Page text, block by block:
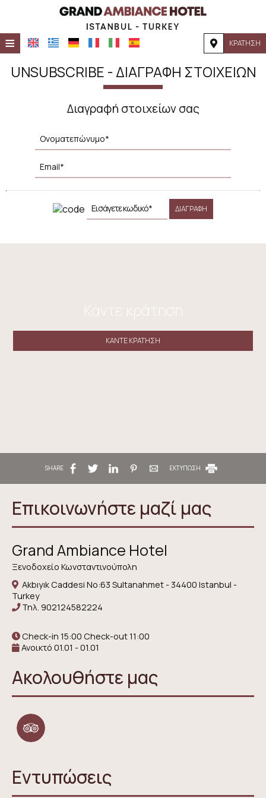
≡ ΚΡΆΤΗΣΗ
ΑΡΧΙΚΉ
ΠΑΡΟΧΈΣ
ΦΩΤΟΓΡΑΦΊΕΣ
UNSUBSCRIBE - ΔΙΑΓΡΑΦΉ ΣΤΟΙΧΕΊΩΝ
Διαγραφή στοιχείων σας
ΔΙΑΓΡΑΦΉ
Κάντε κράτηση
ΚΆΝΤΕ ΚΡΆΤΗΣΗ
SHARE ΕΚΤΥΠΩΣΗ
Επικοινωνήστε μαζί μας
Grand Ambiance Hotel
Ξενοδοχείο Κωνσταντινούπολη
Akbıyık Caddesi No:63 Sultanahmet - 34400 Istanbul -
Turkey
Τηλ. 902124582224
Check-in 15:00 Check-out 11:00
Ανοικτό 01.01 - 01.01
Ακολουθήστε μας
Εντυπώσεις